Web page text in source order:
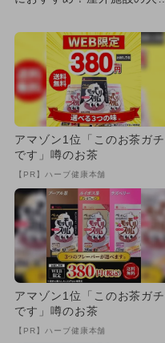
アマゾン1位「このお茶ガチ
です」噂のお茶
【PR】ハーブ健康本舗
アマゾン1位「このお茶ガチ
です」噂のお茶
【PR】ハーブ健康本舗